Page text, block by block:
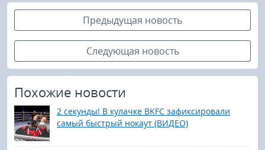
Предыдущая новость
Следующая новость
Похожие новости
2 секунды! В кулачке BKFC зафиксировали
самый быстрый нокаут (ВИДЕО)